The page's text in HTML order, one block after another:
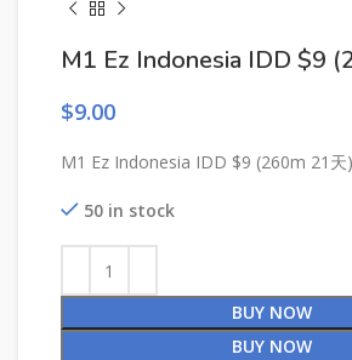
M1 Ez Indonesia IDD $9
$9.00
M1 Ez Indonesia IDD $9 (260m 21天)
50 in stock
BUY NOW
BUY NOW